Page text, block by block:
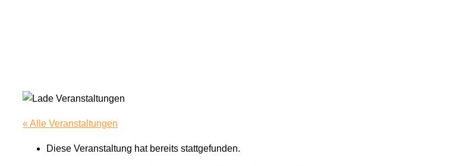
« Alle Veranstaltungen
Diese Veranstaltung hat bereits stattgefunden.